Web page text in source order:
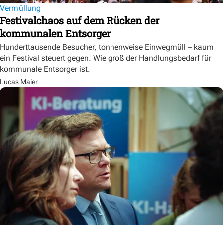
Vermüllung
Festivalchaos auf dem Rücken der
kommunalen Entsorger
Hunderttausende Besucher, tonnenweise Einwegmüll – kaum
ein Festival steuert gegen. Wie groß der Handlungsbedarf für
kommunale Entsorger ist.
Lucas Maier